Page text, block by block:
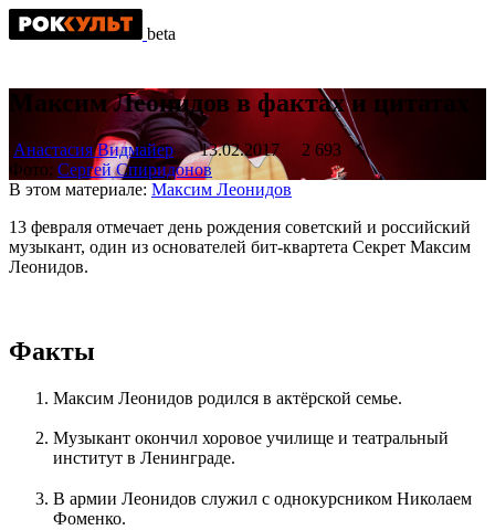
beta
Максим Леонидов в фактах и цитатах
Анастасия Видмайер 13.02.2017
2 693
Фото: Сергей Спиридонов
В этом материале: Максим Леонидов
13 февраля отмечает день рождения советский и российский
музыкант, один из основателей бит-квартета Секрет Максим
Леонидов.
Факты
Максим Леонидов родился в актёрской семье.
Музыкант окончил хоровое училище и театральный
институт в Ленинграде.
В армии Леонидов служил с однокурсником Николаем
Фоменко.